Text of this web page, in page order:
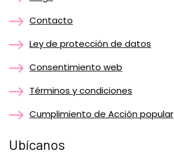
Contacto
Ley de protección de datos
Consentimiento web
Términos y condiciones
Cumplimiento de Acción popular
Ubícanos